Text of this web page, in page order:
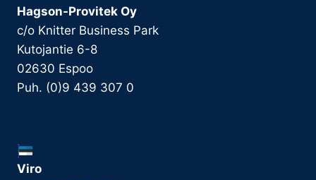
Hagson-Provitek Oy
c/o Knitter Business Park
Kutojantie 6-8
02630 Espoo
Puh. (0)9 439 307 0
Viro